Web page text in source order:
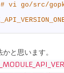
# vi go/src/
と思います。